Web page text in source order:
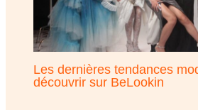
Les dernières tendances
découvrir sur BeLookin